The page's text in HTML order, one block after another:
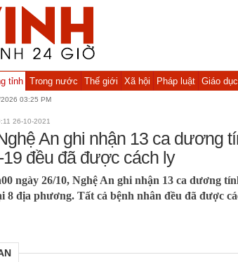
tỉnh Trong nước Thế giới Xã hội Pháp luật Giáo dục
03:25 PM
26-10-2021
An ghi nhận 13 ca dương
đều đã được cách ly
ngày 26/10, Nghệ An ghi nhận 13 ca dương
8 địa phương. Tất cả bệnh nhân đều đã được